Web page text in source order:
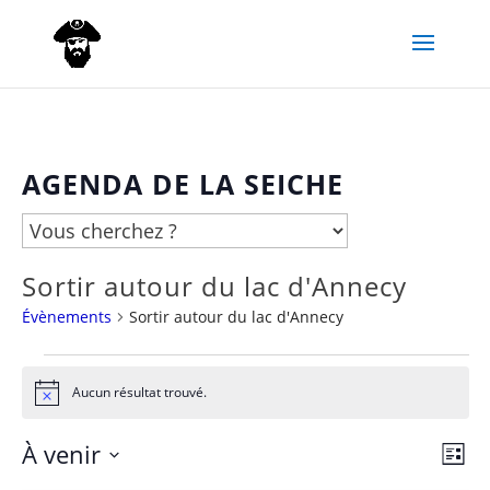
AGENDA DE LA SEICHE
Sortir autour du lac d'Annecy
Évènements Sortir autour du lac d'Annecy
Évènements
NoticeAucun résultat trouvé.
Liste
À venir